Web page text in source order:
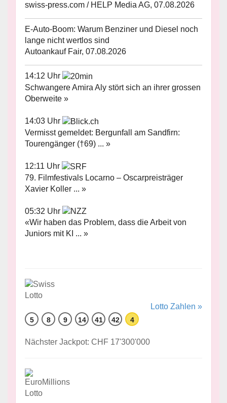
swiss-press.com / HELP Media AG, 07.08.2026
E-Auto-Boom: Warum Benziner und Diesel noch
lange nicht wertlos sind
Autoankauf Fair, 07.08.2026
14:12 Uhr
Schwangere Amira Aly stört sich an ihrer grossen
Oberweite »
14:03 Uhr
Vermisst gemeldet: Bergunfall am Sandfirn:
Tourengänger (†69) ... »
12:11 Uhr
79. Filmfestivals Locarno – Oscarpreisträger
Xavier Koller ... »
05:32 Uhr
«Wir haben das Problem, dass die Arbeit von
Juniors mit KI ... »
Lotto Zahlen »
5 8 9 14 41 42 4
Nächster Jackpot: CHF 17'300'000